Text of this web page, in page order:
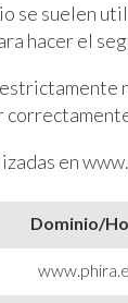
se suelen
hacer el
en
Dominio/